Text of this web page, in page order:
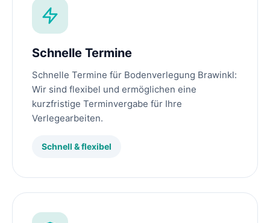
Schnelle Termine
Schnelle Termine für Bodenverlegung Brawinkl:
Wir sind flexibel und ermöglichen eine
kurzfristige Terminvergabe für Ihre
Verlegearbeiten.
Schnell & flexibel